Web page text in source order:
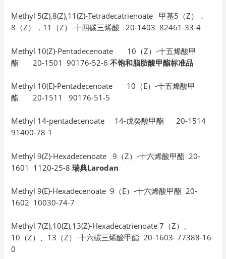
Methyl 5(Z),8(Z),11(Z)-Tetradecatrienoate 甲基5（Z），
8（Z），11（Z）-十四碳三烯酸 20-1403 82461-33-4
Methyl 10(Z)-Pentadecenoate 10（Z）-十五烯酸甲
酯 20-1501 90176-52-6不饱和脂肪酸甲酯标准品
Methyl 10(E)-Pentadecenoate 10（E）-十五烯酸甲
酯 20-1511 90176-51-5
Methyl 14-pentadecenoate 14-戊癸酸甲酯 20-1514
91400-78-1
Methyl 9(Z)-Hexadecenoate 9（Z）-十六烯酸甲酯 20-
1601 1120-25-8瑞典Larodan
Methyl 9(E)-Hexadecenoate 9（E）-十六烯酸甲酯 20-
1602 10030-74-7
Methyl 7(Z),10(Z),13(Z)-Hexadecatrienoate 7（Z）、
10（Z）、13（Z）-十六碳三烯酸甲酯 20-1603 77388-16-
0